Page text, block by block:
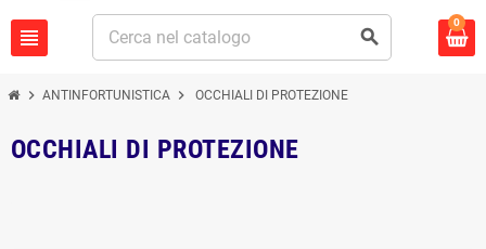
view_headline search
0
chevron_right ANTINFORTUNISTICA chevron_right OCCHIALI DI PROTEZIONE
OCCHIALI DI PROTEZIONE